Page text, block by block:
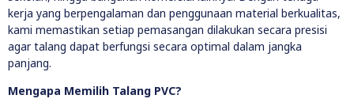
kerja yang berpengalaman dan penggunaan material berkualitas,
kami memastikan setiap pemasangan dilakukan secara presisi
agar talang dapat berfungsi secara optimal dalam jangka
panjang.
Mengapa Memilih Talang PVC?